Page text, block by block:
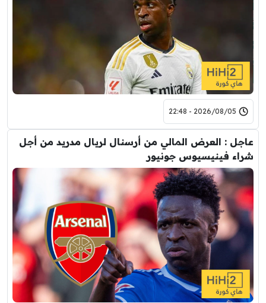
2026/08/05 - 22:48
عاجل : العرض المالي من أرسنال لريال مدريد من أجل
شراء فينيسيوس جونيور